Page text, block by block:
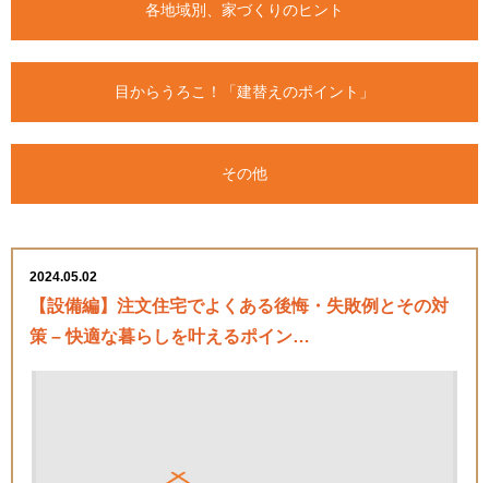
各地域別、家づくりのヒント
目からうろこ！「建替えのポイント」
その他
2024.05.02
【設備編】注文住宅でよくある後悔・失敗例とその対
策 – 快適な暮らしを叶えるポイン…